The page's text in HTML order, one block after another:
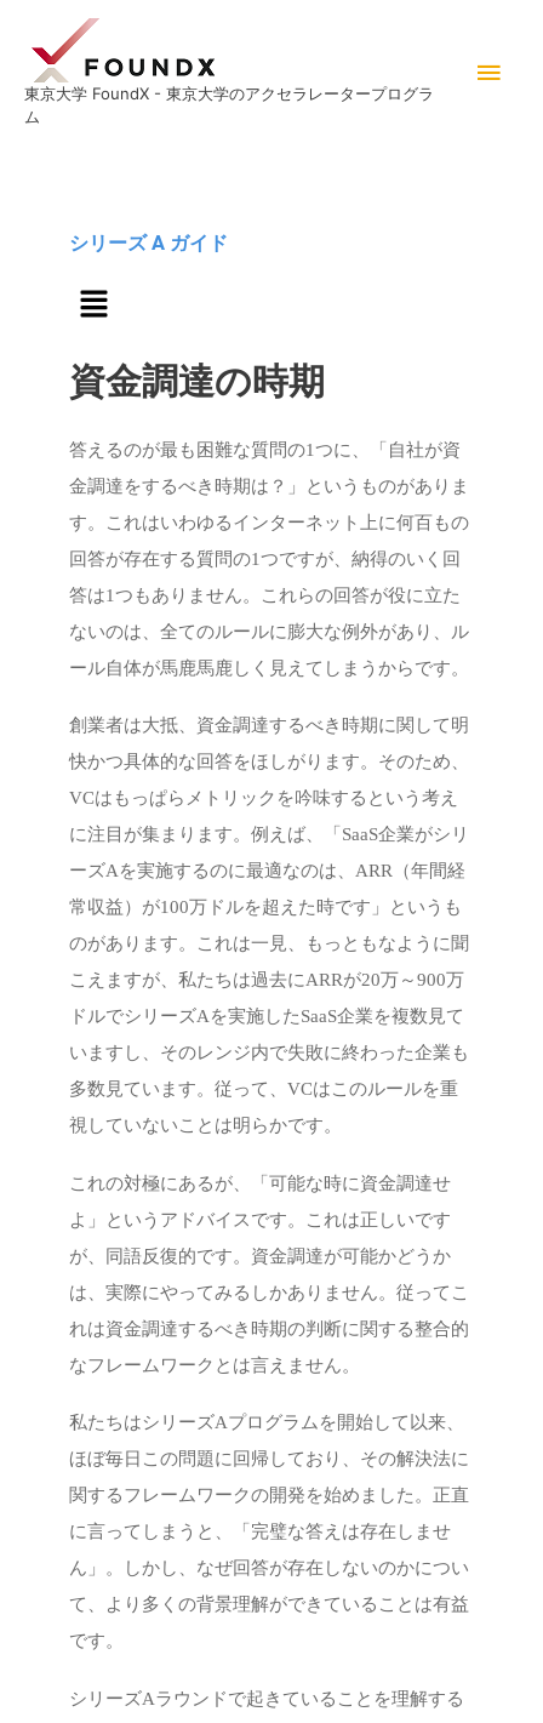
東京大学 FoundX - 東京大学のアクセラレータープログラ
ム
イ
シリーズ A ガイド
メ
ニ
ー
資金調達の時期
答えるのが最も困難な質問の1つに、「自社が資
金調達をするべき時期は？」というものがありま
す。これはいわゆるインターネット上に何百もの
回答が存在する質問の1つですが、納得のいく回
答は1つもありません。これらの回答が役に立た
ないのは、全てのルールに膨大な例外があり、ル
ール自体が馬鹿馬鹿しく見えてしまうからです。
創業者は大抵、資金調達するべき時期に関して明
快かつ具体的な回答をほしがります。そのため、
VCはもっぱらメトリックを吟味するという考え
に注目が集まります。例えば、「SaaS企業がシリ
ーズAを実施するのに最適なのは、ARR（年間経
常収益）が100万ドルを超えた時です」というも
のがあります。これは一見、もっともなように聞
こえますが、私たちは過去にARRが20万～900万
ドルでシリーズAを実施したSaaS企業を複数見て
いますし、そのレンジ内で失敗に終わった企業も
多数見ています。従って、VCはこのルールを重
視していないことは明らかです。
これの対極にあるが、「可能な時に資金調達せ
よ」というアドバイスです。これは正しいです
が、同語反復的です。資金調達が可能かどうか
は、実際にやってみるしかありません。従ってこ
れは資金調達するべき時期の判断に関する整合的
なフレームワークとは言えません。
私たちはシリーズAプログラムを開始して以来、
ほぼ毎日この問題に回帰しており、その解決法に
関するフレームワークの開発を始めました。正直
に言ってしまうと、「完璧な答えは存在しませ
ん」。しかし、なぜ回答が存在しないのかについ
て、より多くの背景理解ができていることは有益
です。
シリーズAラウンドで起きていることを理解する